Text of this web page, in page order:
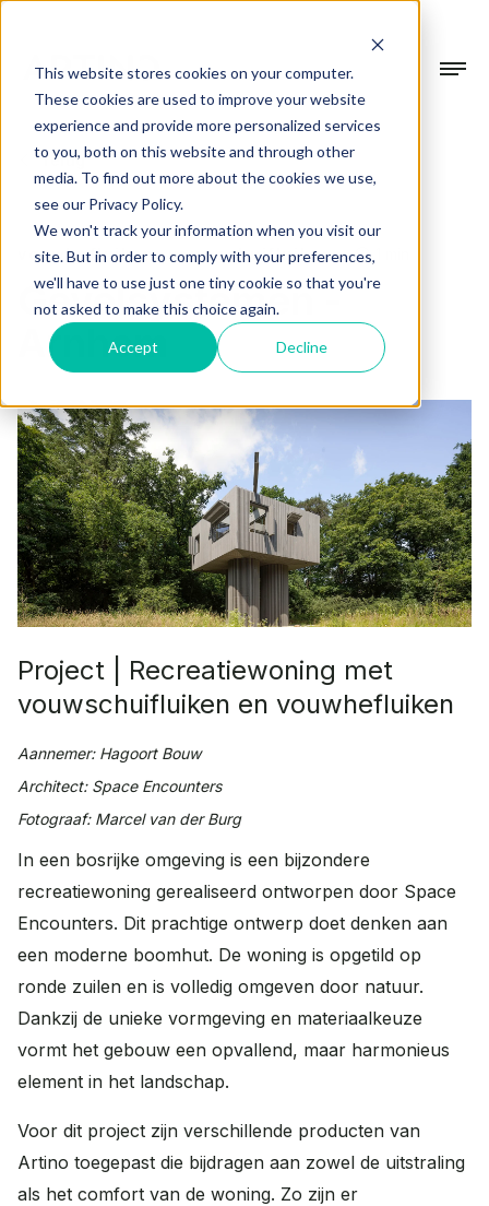
This website stores cookies on your computer.
These cookies are used to improve your website
experience and provide more personalized services
to you, both on this website and through other
media. To find out more about the cookies we use,
see our Privacy Policy.
We won't track your information when you visit our
site. But in order to comply with your preferences,
we'll have to use just one tiny cookie so that you're
not asked to make this choice again.
Accept Decline
Collectie
Gevelsystemen
Beschermen & verfraaien
Terrasoverkappingen
In alle seizoenen buiten genieten
Tuinkamers
Verdiep je leefruimte
Projecten
Over Artino
Over ons
Werkwijze
Altijd op maat
FAQ
Veelgestelde vragen
Werken bij
Blogs
Contact
Contact
Wat kunnen we voor je doen?
Afspraak maken
Advies op maat
Offerte aanvragen
Vrijblijvende offerte
Terug
vouwhefluiken vouwschuifluiken
Gevelsystemen -
Arnhem
Project | Recreatiewoning met
vouwschuifluiken en vouwhefluiken
Aannemer: Hagoort Bouw
Architect: Space Encounters
Fotograaf: Marcel van der Burg
In een bosrijke omgeving is een bijzondere
recreatiewoning gerealiseerd ontworpen door Space
Encounters. Dit prachtige ontwerp doet denken aan
een moderne boomhut. De woning is opgetild op
ronde zuilen en is volledig omgeven door natuur.
Dankzij de unieke vormgeving en materiaalkeuze
vormt het gebouw een opvallend, maar harmonieus
element in het landschap.
Voor dit project zijn verschillende producten van
Artino toegepast die bijdragen aan zowel de uitstraling
als het comfort van de woning. Zo zijn er